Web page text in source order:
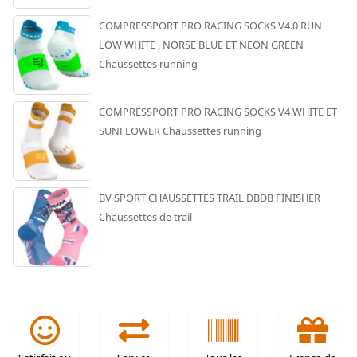
COMPRESSPORT PRO RACING SOCKS V4.0 RUN
LOW WHITE , NORSE BLUE ET NEON GREEN
Chaussettes running
COMPRESSPORT PRO RACING SOCKS V4 WHITE ET
SUNFLOWER Chaussettes running
BV SPORT CHAUSSETTES TRAIL DBDB FINISHER
Chaussettes de trail